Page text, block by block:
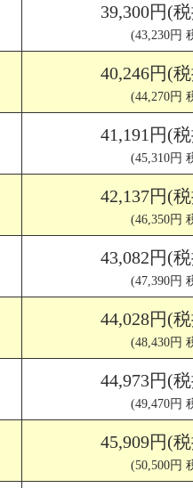
39,300円(
(43,230円
40,246円(
(44,270円
41,191円(
(45,310円
42,137円(
(46,350円
43,082円(
(47,390円
44,028円(
(48,430円
44,973円(
(49,470円
45,909円(
(50,500円